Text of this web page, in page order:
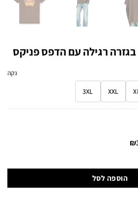
רגילה עם הדפס פניקס
XXL
3XL
נקה
₪
הוספה לסל